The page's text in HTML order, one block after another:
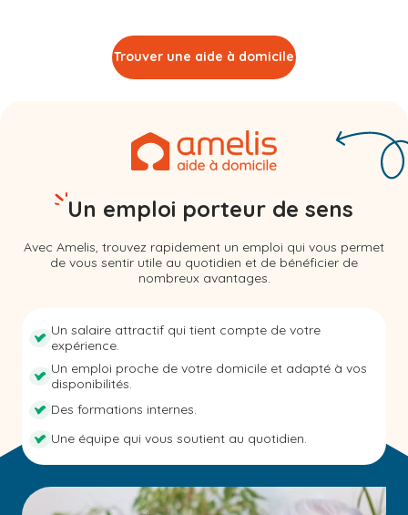
Trouver une aide à domicile
Un emploi porteur de sens
Avec Amelis, trouvez rapidement un emploi qui vous permet
de vous sentir utile au quotidien et de bénéficier de
nombreux avantages.
Un salaire attractif qui tient compte de votre
expérience.
Un emploi proche de votre domicile et adapté à vos
disponibilités.
Des formations internes.
Une équipe qui vous soutient au quotidien.